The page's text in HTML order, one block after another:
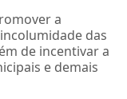
a
das
de incentivar a
e demais